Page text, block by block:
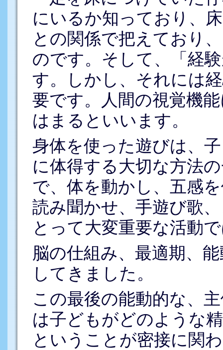
にいるか知っており、
との関係で把えており
のです。そして、「経
す。しかし、それには
要です。人間の視覚機
はまるといいます。
身体を使った遊びは、
に体得する大切な方法
で、体を動かし、五感
読み聞かせ、手遊び歌
とって大変重要な活動
脳の仕組み、最適期、
してきました。
この最後の能動的な、
は子どもがどのような
ということが密接に関